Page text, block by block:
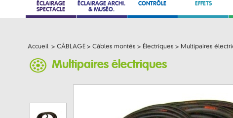
ÉCLAIRAGE
SPECTACLE
ÉCLAIRAGE ARCHI.
& MUSÉO.
CONTRÔLE EFFETS
Accueil > CÂBLAGE > Câbles montés > Électriques > Multipaires
Multipaires électriques